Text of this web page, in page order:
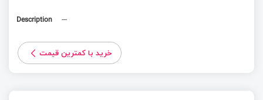
Description ---
خرید با کمترین قیمت